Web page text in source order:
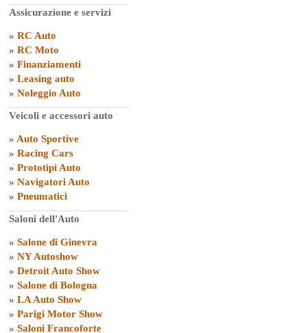
Assicurazione e servizi
» RC Auto
» RC Moto
» Finanziamenti
» Leasing auto
» Noleggio Auto
Veicoli e accessori auto
» Auto Sportive
» Racing Cars
» Prototipi Auto
» Navigatori Auto
» Pneumatici
Saloni dell'Auto
» Salone di Ginevra
» NY Autoshow
» Detroit Auto Show
» Salone di Bologna
» LA Auto Show
» Parigi Motor Show
» Saloni Francoforte